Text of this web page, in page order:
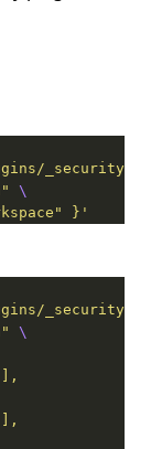
_security/
}'
_security/